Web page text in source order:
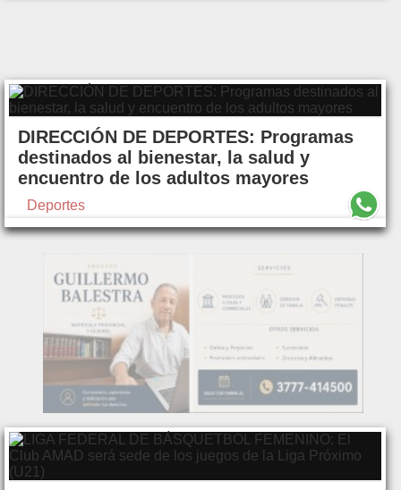
DIRECCIÓN DE DEPORTES: Programas
destinados al bienestar, la salud y
encuentro de los adultos mayores
Deportes